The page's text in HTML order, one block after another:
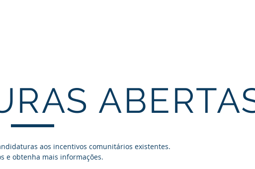
aos incentivos comunitários existentes.
e obtenha mais informações.